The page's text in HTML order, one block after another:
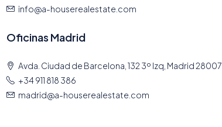
info@a-houserealestate.com
Oficinas Madrid
Avda. Ciudad de Barcelona, 132 3º Izq, Madrid 28007
+34 911 818 386
madrid@a-houserealestate.com